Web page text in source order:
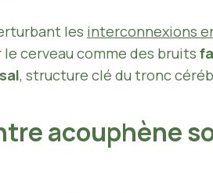
les interconnexions
cerveau comme des bruits
, structure clé du tronc
acouphène